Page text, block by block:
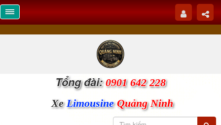
Tổng đài: 0901 642 228
XeLimousineQuảng Ninh